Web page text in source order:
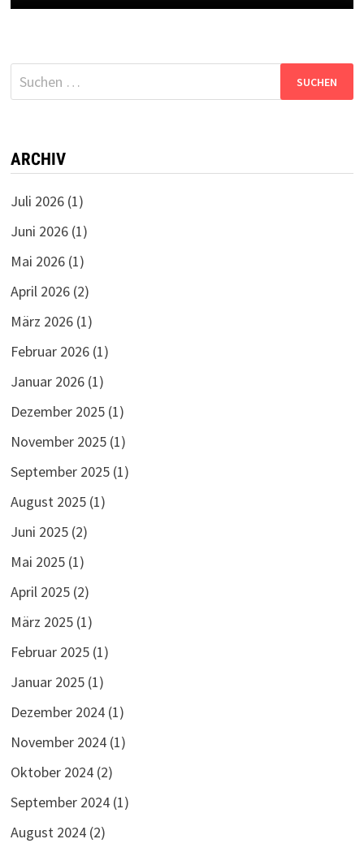
Suchen
nach:
ARCHIV
Juli 2026(1)
Juni 2026(1)
Mai 2026(1)
April 2026(2)
März 2026(1)
Februar 2026(1)
Januar 2026(1)
Dezember 2025(1)
November 2025(1)
September 2025(1)
August 2025(1)
Juni 2025(2)
Mai 2025(1)
April 2025(2)
März 2025(1)
Februar 2025(1)
Januar 2025(1)
Dezember 2024(1)
November 2024(1)
Oktober 2024(2)
September 2024(1)
August 2024(2)